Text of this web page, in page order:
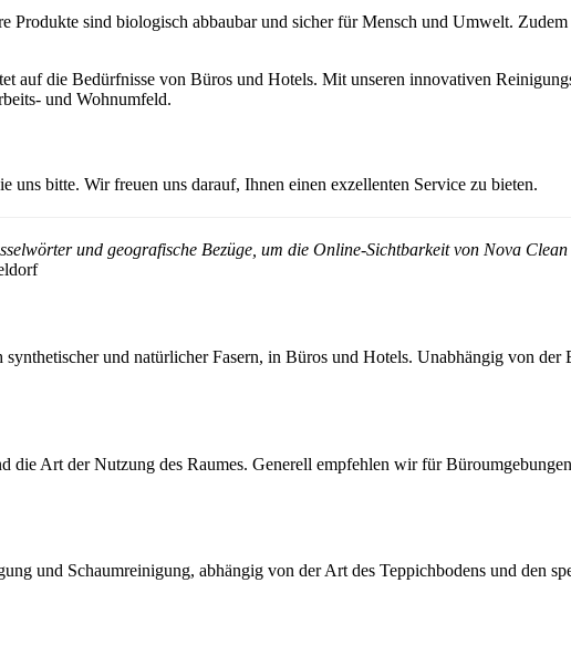
sind biologisch abbaubar und sicher für Mensch und Umwelt.
auf die Bedürfnisse von Büros und Hotels. Mit unseren innovativen
und Wohnumfeld.
bitte. Wir freuen uns darauf, Ihnen einen exzellenten Service zu bieten.
und geografische Bezüge, um die Online-Sichtbarkeit von Nova
und natürlicher Fasern, in Büros und Hotels. Unabhängig von der
Art der Nutzung des Raumes. Generell empfehlen wir für
und Schaumreinigung, abhängig von der Art des Teppichbodens und den